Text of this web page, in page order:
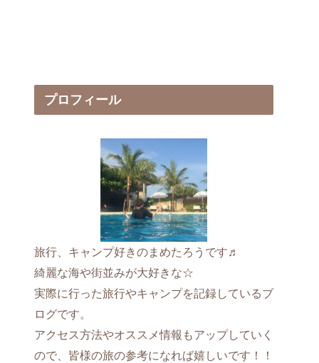
プロフィール
旅行、キャンプ好きのまめたろうです♬
綺麗な海や街並みが大好きな☆
実際に行った旅行やキャンプを記録しているブ
ログです。
アクセス方法やオススメ情報もアップしていく
ので、皆様の旅の参考になれば嬉しいです！！